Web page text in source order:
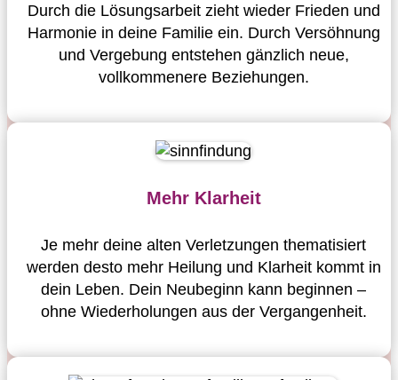
Durch die Lösungsarbeit zieht wieder Frieden und
Harmonie in deine Familie ein. Durch Versöhnung
und Vergebung entstehen gänzlich neue,
vollkommenere Beziehungen.
Mehr Klarheit
Je mehr deine alten Verletzungen thematisiert
werden desto mehr Heilung und Klarheit kommt in
dein Leben. Dein Neubeginn kann beginnen –
ohne Wiederholungen aus der Vergangenheit.